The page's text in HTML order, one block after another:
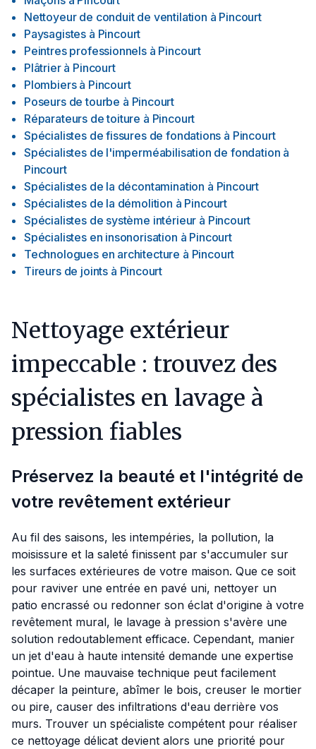
Nettoyeur de conduit de ventilation à Pincourt
Paysagistes à Pincourt
Peintres professionnels à Pincourt
Plâtrier à Pincourt
Plombiers à Pincourt
Poseurs de tourbe à Pincourt
Réparateurs de toiture à Pincourt
Spécialistes de fissures de fondations à Pincourt
Spécialistes de l'imperméabilisation de fondation à
Pincourt
Spécialistes de la décontamination à Pincourt
Spécialistes de la démolition à Pincourt
Spécialistes de système intérieur à Pincourt
Spécialistes en insonorisation à Pincourt
Technologues en architecture à Pincourt
Tireurs de joints à Pincourt
Nettoyage extérieur
impeccable : trouvez des
spécialistes en lavage à
pression fiables
Préservez la beauté et l'intégrité de
votre revêtement extérieur
Au fil des saisons, les intempéries, la pollution, la
moisissure et la saleté finissent par s'accumuler sur
les surfaces extérieures de votre maison. Que ce soit
pour raviver une entrée en pavé uni, nettoyer un
patio encrassé ou redonner son éclat d'origine à votre
revêtement mural, le lavage à pression s'avère une
solution redoutablement efficace. Cependant, manier
un jet d'eau à haute intensité demande une expertise
pointue. Une mauvaise technique peut facilement
décaper la peinture, abîmer le bois, creuser le mortier
ou pire, causer des infiltrations d'eau derrière vos
murs. Trouver un spécialiste compétent pour réaliser
ce nettoyage délicat devient alors une priorité pour